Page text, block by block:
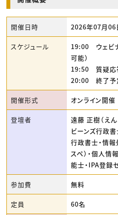
開催日時 2026年07月06
スケジュール
19:00 ウェビ
可能）
19:50 質疑応
20:00 終了予
開催形式 オンライン開催
登壇者
遠藤 正樹（えん
ビーンズ行政
行政書士・情
スペ）・個人
能士・IPA登録
参加費 無料
定員 60名